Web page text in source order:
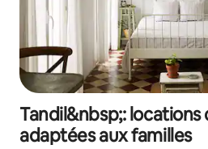
Tandil&nbsp;: locations
adaptées aux familles